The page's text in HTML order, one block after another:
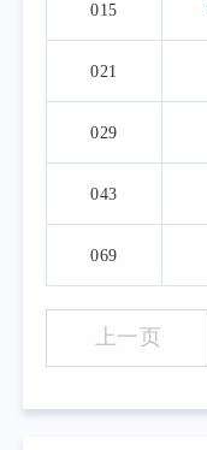
015
021
029
043
069
上一页